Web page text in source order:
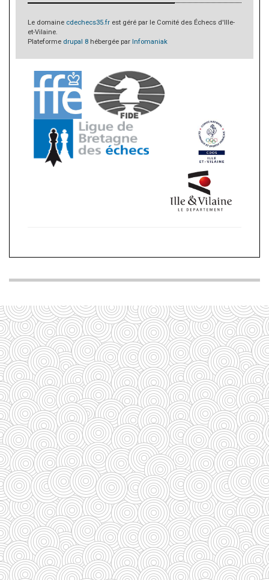
Le domaine cdechecs35.fr est géré par le Comité des Échecs d'Ille-
et-Vilaine.
Plateforme drupal 8 hébergée par Infomaniak